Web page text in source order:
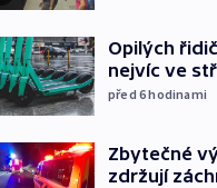
Opilých
nejvíc ve
před 6hodinami
Zbytečné
zdržují